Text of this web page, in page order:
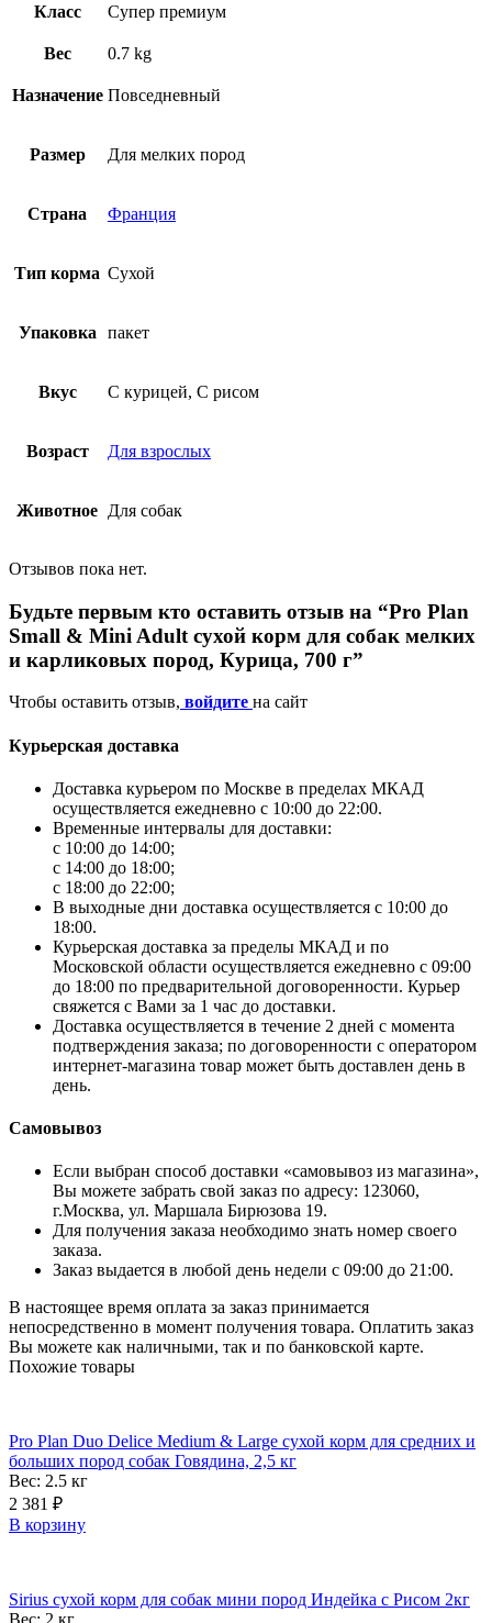
Класс Супер премиум
Вес 0.7 kg
Назначение Повседневный
Размер Для мелких пород
Страна Франция
Тип корма Сухой
Упаковка пакет
Вкус С курицей, С рисом
Возраст Для взрослых
Животное Для собак
Отзывов пока нет.
Будьте первым кто оставить отзыв на “Pro Plan
Small & Mini Adult сухой корм для собак мелких
и карликовых пород, Курица, 700 г”
Чтобы оставить отзыв, войдите на сайт
Курьерская доставка
Доставка курьером по Москве в пределах МКАД
осуществляется ежедневно с 10:00 до 22:00.
Временные интервалы для доставки:
с 10:00 до 14:00;
с 14:00 до 18:00;
с 18:00 до 22:00;
В выходные дни доставка осуществляется с 10:00 до
18:00.
Курьерская доставка за пределы МКАД и по
Московской области осуществляется ежедневно с 09:00
до 18:00 по предварительной договоренности. Курьер
свяжется с Вами за 1 час до доставки.
Доставка осуществляется в течение 2 дней с момента
подтверждения заказа; по договоренности с оператором
интернет-магазина товар может быть доставлен день в
день.
Самовывоз
Если выбран способ доставки «самовывоз из магазина»,
Вы можете забрать свой заказ по адресу: 123060,
г.Москва, ул. Маршала Бирюзова 19.
Для получения заказа необходимо знать номер своего
заказа.
Заказ выдается в любой день недели с 09:00 до 21:00.
В настоящее время оплата за заказ принимается
непосредственно в момент получения товара. Оплатить заказ
Вы можете как наличными, так и по банковской карте.
Похожие товары
Pro Plan Duo Delice Medium & Large сухой корм для средних и
больших пород собак Говядина, 2,5 кг
Вес: 2.5 кг
2 381 ₽
В корзину
Sirius сухой корм для собак мини пород Индейка с Рисом 2кг